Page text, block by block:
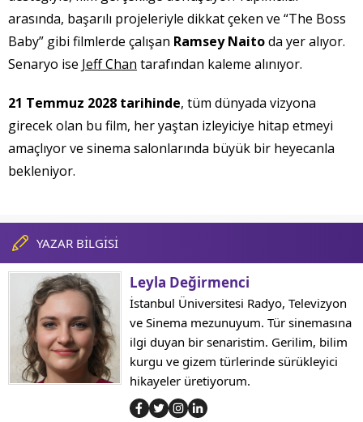
arasında, başarılı projeleriyle dikkat çeken ve “The Boss
Baby” gibi filmlerde çalışan Ramsey Naitoda yer alıyor.
Senaryo ise Jeff Chan tarafından kaleme alınıyor.
21 Temmuz 2028 tarihinde, tüm dünyada vizyona
girecek olan bu film, her yaştan izleyiciye hitap etmeyi
amaçlıyor ve sinema salonlarında büyük bir heyecanla
bekleniyor.
YAZAR BİLGİSİ
Leyla Değirmenci
İstanbul Üniversitesi Radyo, Televizyon
ve Sinema mezunuyum. Tür sinemasına
ilgi duyan bir senaristim. Gerilim, bilim
kurgu ve gizem türlerinde sürükleyici
hikayeler üretiyorum.